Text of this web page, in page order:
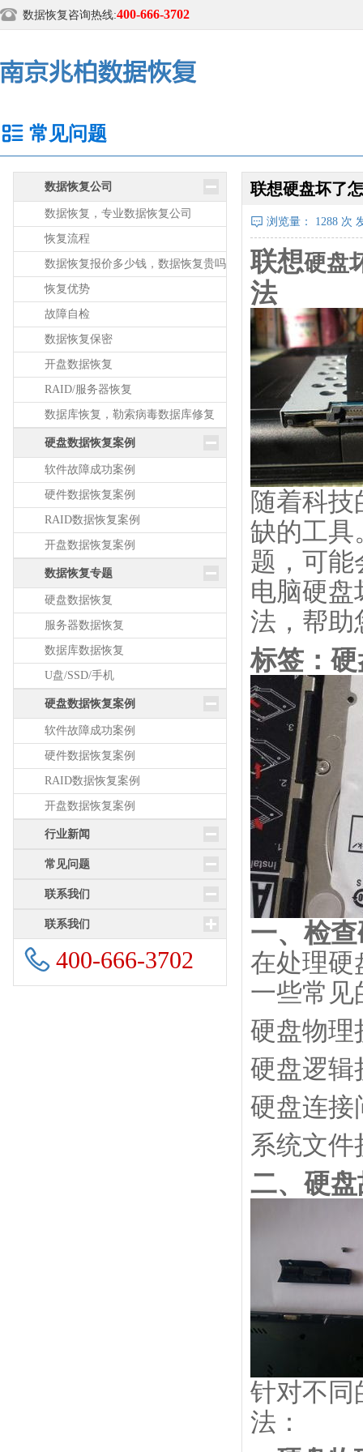
数据恢复咨询热线:400-666-3702
常见问题
数据恢复公司
数据恢复，专业数据恢复公司
恢复流程
数据恢复报价多少钱，数据恢复贵吗
恢复优势
故障自检
数据恢复保密
开盘数据恢复
RAID/服务器恢复
数据库恢复，勒索病毒数据库修复
硬盘数据恢复案例
软件故障成功案例
硬件数据恢复案例
RAID数据恢复案例
开盘数据恢复案例
数据恢复专题
硬盘数据恢复
服务器数据恢复
数据库数据恢复
U盘/SSD/手机
硬盘数据恢复案例
软件故障成功案例
硬件数据恢复案例
RAID数据恢复案例
开盘数据恢复案例
行业新闻
常见问题
联系我们
联系我们
400-666-3702
联想硬盘坏了
浏览量： 1288 次
联想硬盘
法
随着科
缺的工具
题，可能
电脑硬盘
法，帮助
标签：
一、检
在处理硬
一些常见
硬盘物理
硬盘逻辑
硬盘连接
系统文件
二、硬
针对不同
法：